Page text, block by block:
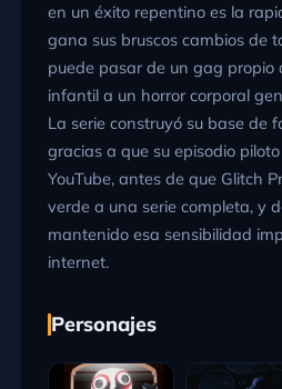
en un éxito repentino es la
gana sus bruscos cambios de
puede pasar de un gag propio
infantil a un horror corporal
La serie construyó su base de
gracias a que su episodio
YouTube, antes de que Glitch
verde a una serie completa, y
mantenido esa sensibilidad
internet.
Personajes